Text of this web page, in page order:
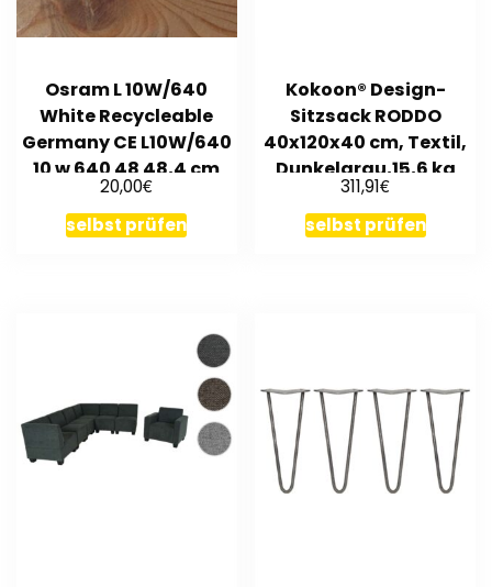
Osram L 10W/640
White Recycleable
Germany CE L10W/640
10 w 640 48 48,4 cm
20,00€
selbst prüfen
Kokoon® Design-
Sitzsack RODDO
40x120x40 cm, Textil,
Dunkelgrau,15,6 kg
311,91€
selbst prüfen